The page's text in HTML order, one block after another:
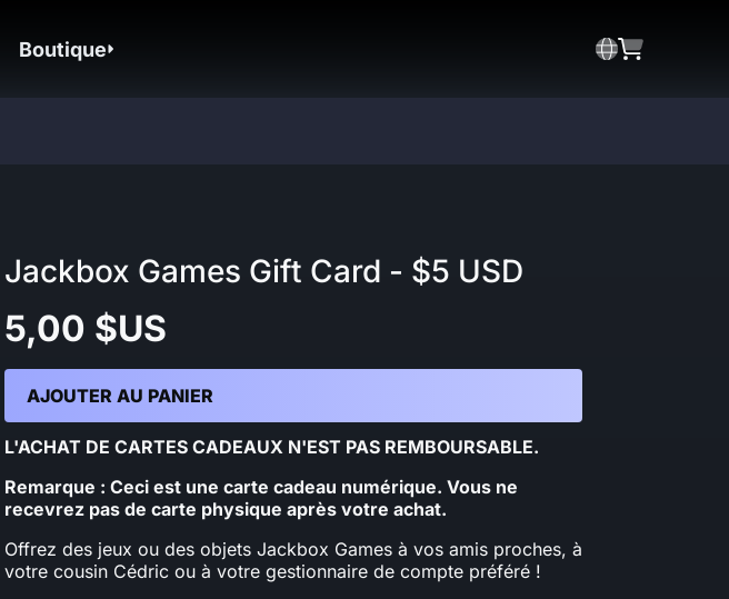
Boutique
Jackbox Games Gift Card - $5 USD
5,00 $US
AJOUTER AU PANIER
L'ACHAT DE CARTES CADEAUX N'EST PAS REMBOURSABLE.
Remarque : Ceci est une carte cadeau numérique. Vous ne
recevrez pas de carte physique après votre achat.
Offrez des jeux ou des objets Jackbox Games à vos amis proches, à
votre cousin Cédric ou à votre gestionnaire de compte préféré !